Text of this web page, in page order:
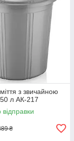
з звичайною
л АК-217
₴